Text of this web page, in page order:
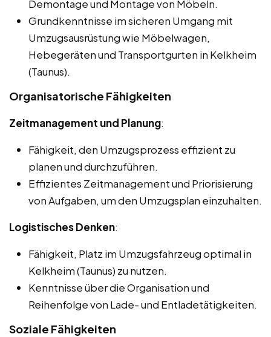
Demontage und Montage von Möbeln.
Grundkenntnisse im sicheren Umgang mit
Umzugsausrüstung wie Möbelwagen,
Hebegeräten und Transportgurten in Kelkheim
(Taunus).
Organisatorische Fähigkeiten
Zeitmanagement und Planung:
Fähigkeit, den Umzugsprozess effizient zu
planen und durchzuführen.
Effizientes Zeitmanagement und Priorisierung
von Aufgaben, um den Umzugsplan einzuhalten.
Logistisches Denken:
Fähigkeit, Platz im Umzugsfahrzeug optimal in
Kelkheim (Taunus) zu nutzen.
Kenntnisse über die Organisation und
Reihenfolge von Lade- und Entladetätigkeiten.
Soziale Fähigkeiten